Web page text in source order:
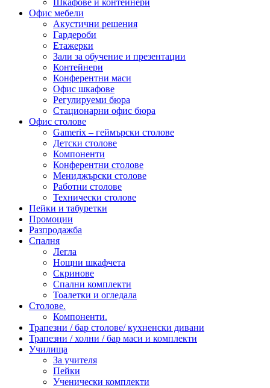
Шкафове и контейнери
Офис мебели
Акустични решения
Гардероби
Етажерки
Зали за обучение и презентации
Контейнери
Конферентни маси
Офис шкафове
Регулируеми бюра
Стационарни офис бюра
Офис столове
Gamerix – геймърски столове
Детски столове
Компоненти
Конферентни столове
Мениджърски столове
Работни столове
Технически столове
Пейки и табуретки
Промоции
Разпродажба
Спалня
Легла
Нощни шкафчета
Скринове
Спални комплекти
Тоалетки и огледала
Столове.
Компоненти.
Трапезни / бар столове/ кухненски дивани
Трапезни / холни / бар маси и комплекти
Училища
За учителя
Пейки
Ученически комплекти